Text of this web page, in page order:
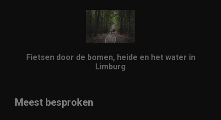
Fietsen door de bomen, heide en het water in
Limburg
Meest besproken